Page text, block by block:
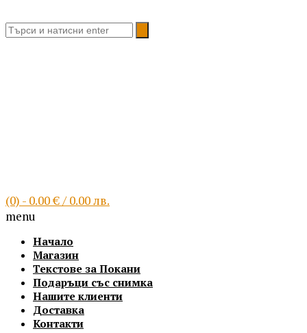
(0) - 0.00 € / 0.00 лв.
menu
Начало
Магазин
Текстове за Покани
Подаръци със снимка
Нашите клиенти
Доставка
Контакти